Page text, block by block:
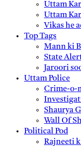
Uttam
Uttam
Vikas he
Top Tags
Mann ki
State
Jaroori
Uttam Police
Crime-o-
Shaurya
Wall Of
Political Pod
Rajneeti